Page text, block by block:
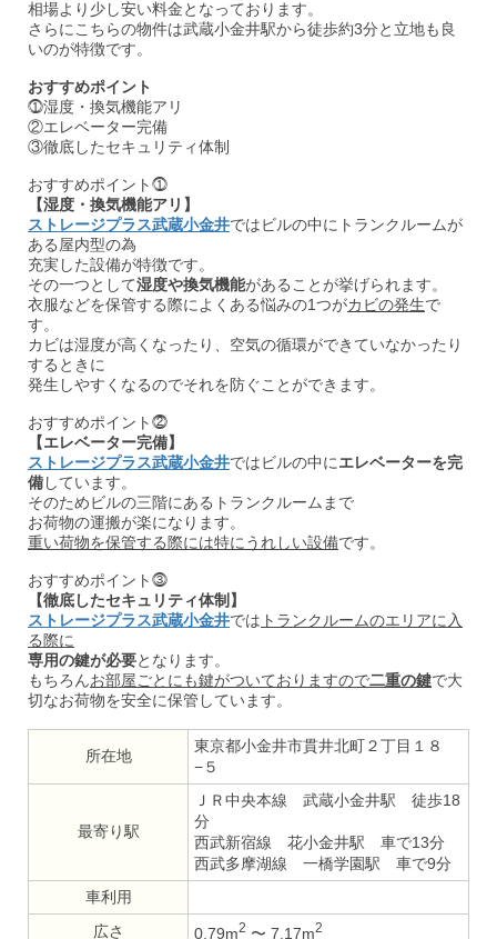
相場より少し安い料金となっております。
さらにこちらの物件は武蔵小金井駅から徒歩約3分と立地も良
いのが特徴です。
おすすめポイント
⓵湿度・換気機能アリ
②エレベーター完備
③徹底したセキュリティ体制
おすすめポイント⓵
【湿度・換気機能アリ】
ストレージプラス武蔵小金井ではビルの中にトランクルームが
ある屋内型の為
充実した設備が特徴です。
その一つとして湿度や換気機能があることが挙げられます。
衣服などを保管する際によくある悩みの1つがカビの発生で
す。
カビは湿度が高くなったり、空気の循環ができていなかったり
するときに
発生しやすくなるのでそれを防ぐことができます。
おすすめポイント⓶
【エレベーター完備】
ストレージプラス武蔵小金井ではビルの中にエレベーターを完
備しています。
そのためビルの三階にあるトランクルームまで
お荷物の運搬が楽になります。
重い荷物を保管する際には特にうれしい設備です。
おすすめポイント⓷
【徹底したセキュリティ体制】
ストレージプラス武蔵小金井では トランクルームのエリアに入
る際に
専用の鍵が必要となります。
もちろんお部屋ごとにも鍵がついておりますので二重の鍵で大
切なお荷物を安全に保管しています。
所在地
東京都小金井市貫井北町２丁目１８
−５
最寄り駅
ＪＲ中央本線 武蔵小金井駅 徒歩18
分
西武新宿線 花小金井駅 車で13分
西武多摩湖線 一橋学園駅 車で9分
車利用
広さ
0.79m2 〜 7.17m2